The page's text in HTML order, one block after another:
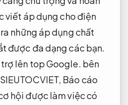
viết áp dụng cho điện
những áp dụng chất
được đa dạng các bạn.
lên top Google. bên
Báo cáo
hội được làm việc có